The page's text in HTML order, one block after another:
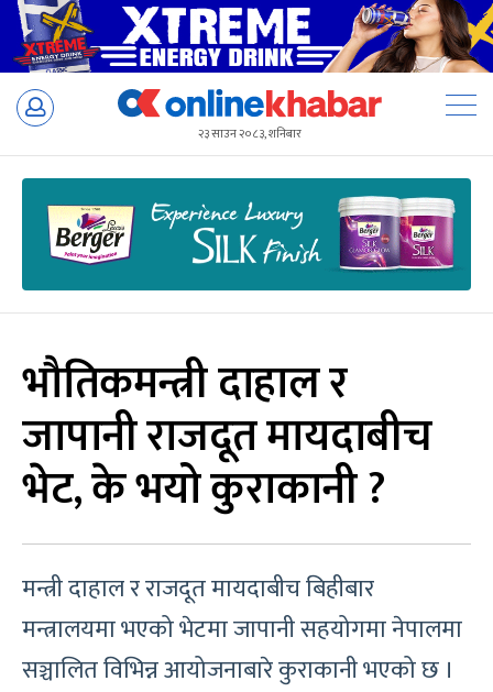
Skip
२३ साउन २०८३, शनिबार
भौतिकमन्त्री दाहाल र
जापानी राजदूत मायदाबीच
भेट, के भयो कुराकानी ?
मन्त्री दाहाल र राजदूत मायदाबीच बिहीबार
मन्त्रालयमा भएको भेटमा जापानी सहयोगमा नेपालमा
सञ्चालित विभिन्न आयोजनाबारे कुराकानी भएको छ ।